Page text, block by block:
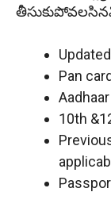
Pan card
10th